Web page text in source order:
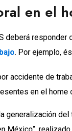
en el
deberá
. Por ejemplo,
accidente de
en el home
generalización